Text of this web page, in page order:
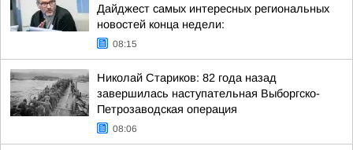
Дайджест самых интересных региональных
новостей конца недели:
08:15
Николай Стариков: 82 года назад
завершилась наступательная Выборгско-
Петрозаводская операция
08:06